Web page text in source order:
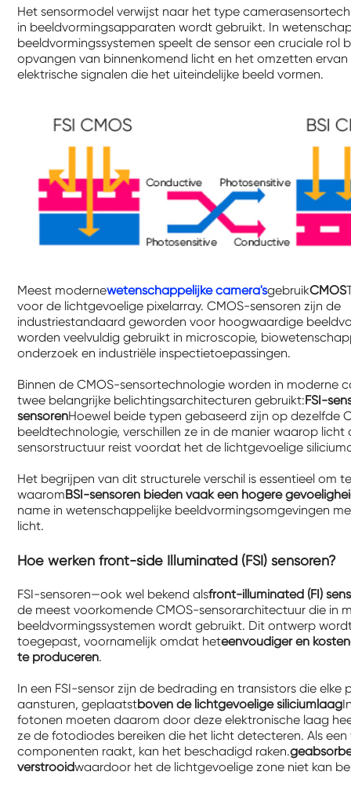
Het sensormodel verwijst naar het type
in beeldvormingsapparaten wordt gebruikt. In
beeldvormingssystemen speelt de sensor een cruciale rol
opvangen van binnenkomend licht en het omzetten ervan
elektrische signalen die het uiteindelijke beeld vormen.
Meest modernewetenschappelijke camera'sgebruikCMOS
voor de lichtgevoelige pixelarray. CMOS-sensoren zijn de
industriestandaard geworden voor hoogwaardige
worden veelvuldig gebruikt in microscopie,
onderzoek en industriële inspectietoepassingen.
Binnen de CMOS-sensortechnologie worden in moderne
twee belangrijke belichtingsarchitecturen gebruikt:FSI-
sensorenHoewel beide typen gebaseerd zijn op dezelfde
beeldtechnologie, verschillen ze in de manier waarop licht
sensorstructuur reist voordat het de lichtgevoelige
Het begrijpen van dit structurele verschil is essentieel om
waaromBSI-sensoren bieden vaak een hogere
name in wetenschappelijke beeldvormingsomgevingen
licht.
Hoe werken front-side Illuminated (FSI) sensoren?
FSI-sensoren—ook wel bekend alsfront-illuminated (FI)
de meest voorkomende CMOS-sensorarchitectuur die in
beeldvormingssystemen wordt gebruikt. Dit ontwerp
toegepast, voornamelijk omdat heteenvoudiger en
te produceren.
In een FSI-sensor zijn de bedrading en transistors die elke
aansturen, geplaatstboven de lichtgevoelige siliciumlaag
fotonen moeten daarom door deze elektronische laag
ze de fotodiodes bereiken die het licht detecteren. Als
componenten raakt, kan het beschadigd raken.
verstrooidwaardoor het de lichtgevoelige zone niet kan